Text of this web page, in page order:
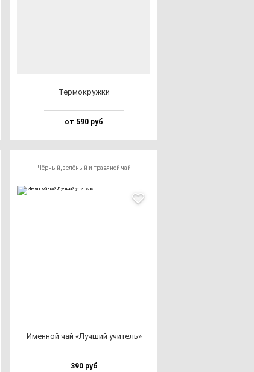
Тер­мок­руж­ки
от 590 руб
Чёрный, зелёный и травяной чай
Имен­ной чай «Луч­ший учи­тель»
390 руб